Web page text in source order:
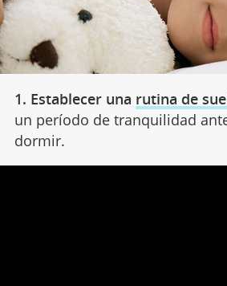
1. Establecer una rutina de
un período de tranquilidad
dormir.